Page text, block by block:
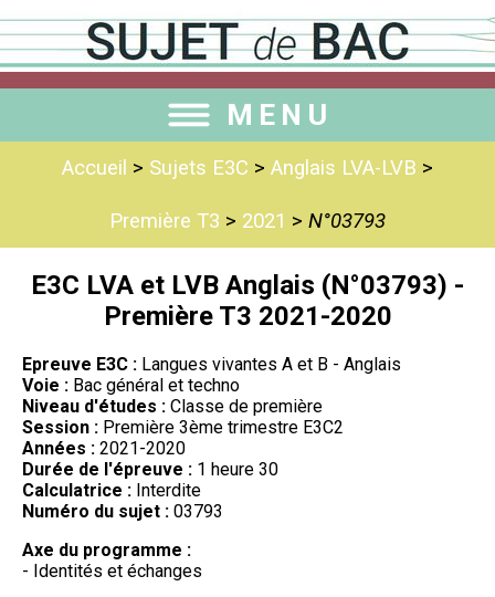
MENU
Accueil > Sujets E3C > Anglais LVA-LVB >
Première T3 > 2021 > N°03793
E3C LVA et LVB Anglais (N°03793) -
Première T3 2021-2020
Epreuve E3C : Langues vivantes A et B - Anglais
Voie : Bac général et techno
Niveau d'études : Classe de première
Session : Première 3ème trimestre E3C2
Années : 2021-2020
Durée de l'épreuve : 1 heure 30
Calculatrice : Interdite
Numéro du sujet : 03793
Axe du programme :
- Identités et échanges